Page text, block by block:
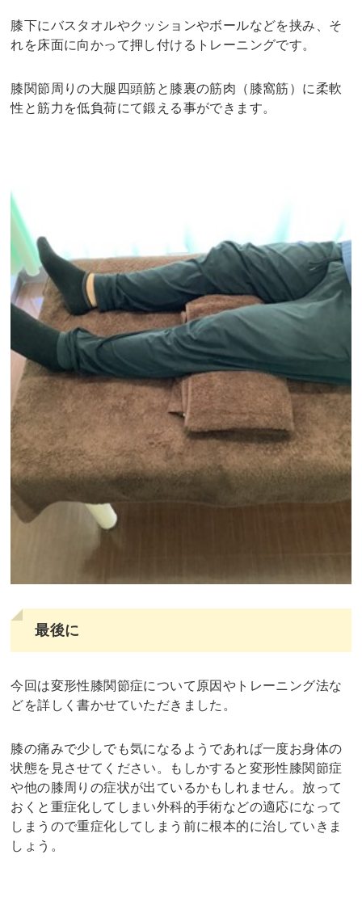
膝下にバスタオルやクッションやボールなどを挟み、そ
れを床面に向かって押し付けるトレーニングです。
膝関節周りの大腿四頭筋と膝裏の筋肉（膝窩筋）に柔軟
性と筋力を低負荷にて鍛える事ができます。
最後に
今回は変形性膝関節症について原因やトレーニング法な
どを詳しく書かせていただきました。
膝の痛みで少しでも気になるようであれば一度お身体の
状態を見させてください。もしかすると変形性膝関節症
や他の膝周りの症状が出ているかもしれません。放って
おくと重症化してしまい外科的手術などの適応になって
しまうので重症化してしまう前に根本的に治していきま
しょう。